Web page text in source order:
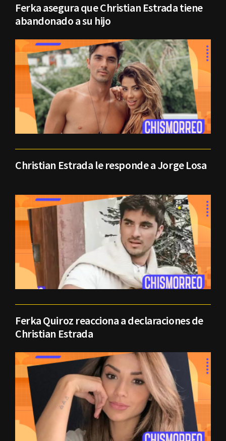
Ferka asegura que Christian Estrada tiene
abandonado a su hijo
Christian Estrada le responde a Jorge Losa
Ferka Quiroz reacciona a declaraciones de
Christian Estrada